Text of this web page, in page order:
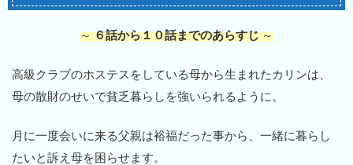
～６話から１０話までのあらすじ～
高級クラブのホステスをしている母から生まれたカリンは、
母の散財のせいで貧乏暮らしを強いられるように。
月に一度会いに来る父親は裕福だった事から、一緒に暮らし
たいと訴え母を困らせます。